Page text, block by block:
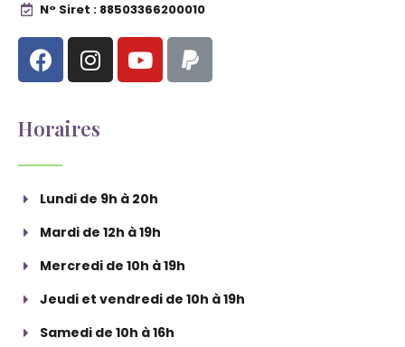
N° Siret : 88503366200010
Horaires
Lundi de 9h à 20h
Mardi de 12h à 19h
Mercredi de 10h à 19h
Jeudi et vendredi de 10h à 19h
Samedi de 10h à 16h